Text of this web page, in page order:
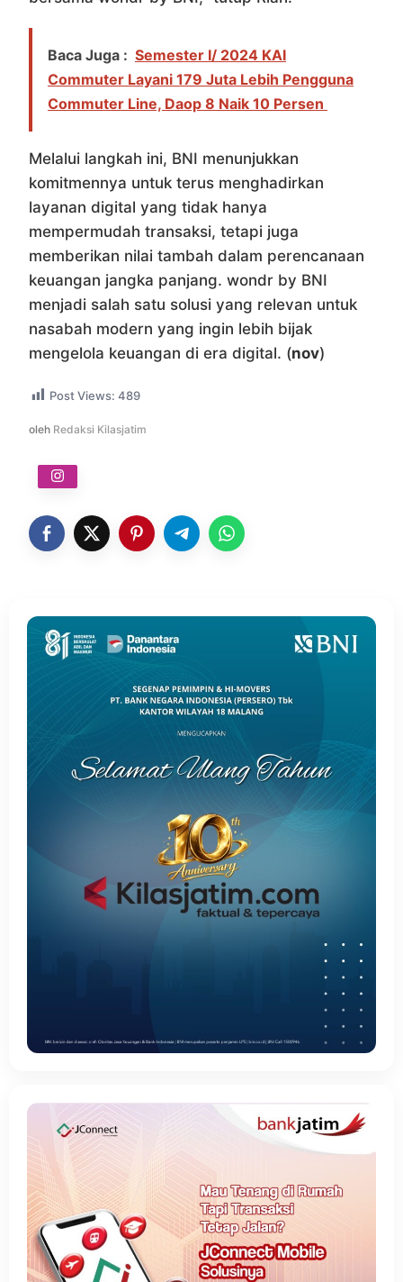
Baca Juga : Semester I/ 2024 KAI
Commuter Layani 179 Juta Lebih Pengguna
Commuter Line, Daop 8 Naik 10 Persen
Melalui langkah ini, BNI menunjukkan
komitmennya untuk terus menghadirkan
layanan digital yang tidak hanya
mempermudah transaksi, tetapi juga
memberikan nilai tambah dalam perencanaan
keuangan jangka panjang. wondr by BNI
menjadi salah satu solusi yang relevan untuk
nasabah modern yang ingin lebih bijak
mengelola keuangan di era digital. (nov)
Post Views: 489
oleh Redaksi Kilasjatim